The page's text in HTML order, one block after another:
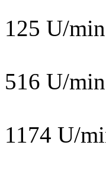
125 U/
516 U/
1174 U/